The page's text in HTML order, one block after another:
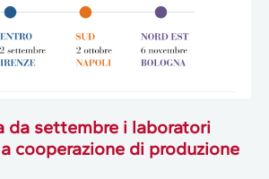
da settembre i laboratori
cooperazione di produzione